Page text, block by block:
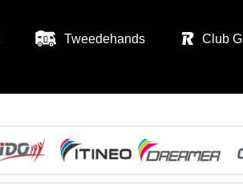
Tweedehands Club